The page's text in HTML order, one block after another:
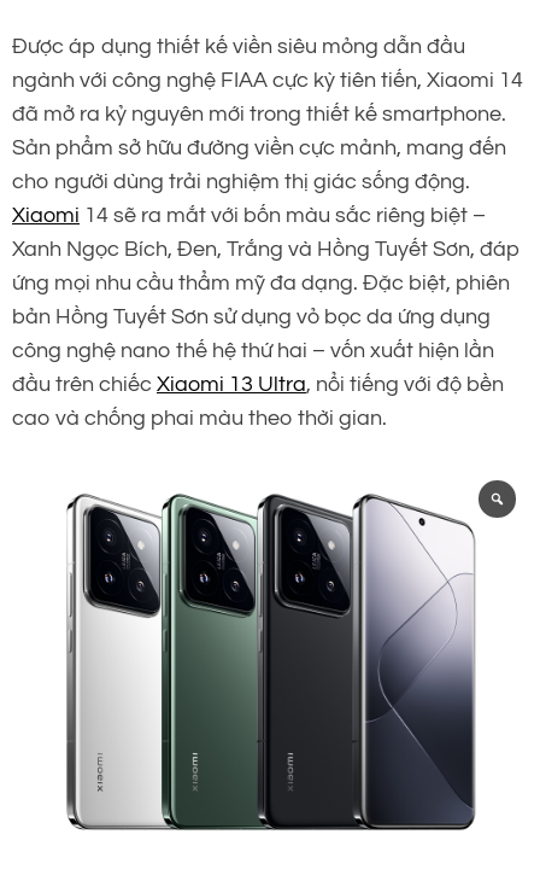
Được áp dụng thiết kế viền siêu mỏng dẫn đầu
ngành với công nghệ FIAA cực kỳ tiên tiến, Xiaomi 14
đã mở ra kỷ nguyên mới trong thiết kế smartphone.
Sản phẩm sở hữu đường viền cực mảnh, mang đến
cho người dùng trải nghiệm thị giác sống động.
Xiaomi 14 sẽ ra mắt với bốn màu sắc riêng biệt –
Xanh Ngọc Bích, Đen, Trắng và Hồng Tuyết Sơn, đáp
ứng mọi nhu cầu thẩm mỹ đa dạng. Đặc biệt, phiên
bản Hồng Tuyết Sơn sử dụng vỏ bọc da ứng dụng
công nghệ nano thế hệ thứ hai – vốn xuất hiện lần
đầu trên chiếc Xiaomi 13 Ultra, nổi tiếng với độ bền
cao và chống phai màu theo thời gian.